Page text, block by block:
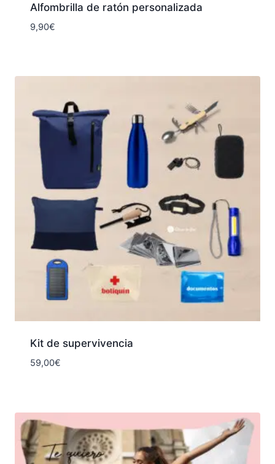
Alfombrilla de ratón personalizada
9,90€
Kit de supervivencia
59,00€